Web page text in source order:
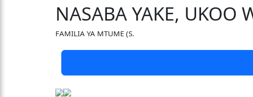
NASABA YAKE, UKOO
FAMILIA YA MTUME (S.